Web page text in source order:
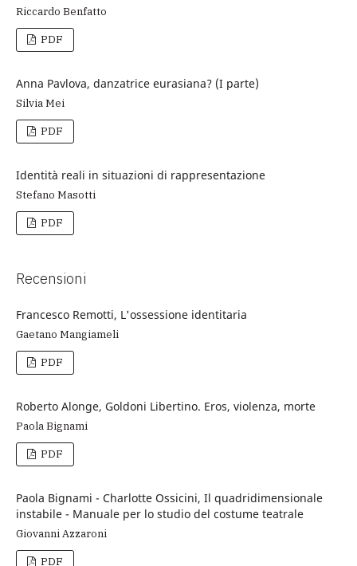
Riccardo Benfatto
PDF
Anna Pavlova, danzatrice eurasiana? (I parte)
Silvia Mei
PDF
Identità reali in situazioni di rappresentazione
Stefano Masotti
PDF
Recensioni
Francesco Remotti, L'ossessione identitaria
Gaetano Mangiameli
PDF
Roberto Alonge, Goldoni Libertino. Eros, violenza, morte
Paola Bignami
PDF
Paola Bignami - Charlotte Ossicini, Il quadridimensionale
instabile - Manuale per lo studio del costume teatrale
Giovanni Azzaroni
PDF